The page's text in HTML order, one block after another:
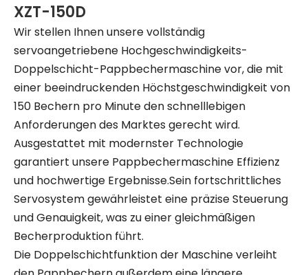
XZT-150D
Wir stellen Ihnen unsere vollständig
servoangetriebene Hochgeschwindigkeits-
Doppelschicht-Pappbechermaschine vor, die mit
einer beeindruckenden Höchstgeschwindigkeit von
150 Bechern pro Minute den schnelllebigen
Anforderungen des Marktes gerecht wird.
Ausgestattet mit modernster Technologie
garantiert unsere Pappbechermaschine Effizienz
und hochwertige Ergebnisse.Sein fortschrittliches
Servosystem gewährleistet eine präzise Steuerung
und Genauigkeit, was zu einer gleichmäßigen
Becherproduktion führt.
Die Doppelschichtfunktion der Maschine verleiht